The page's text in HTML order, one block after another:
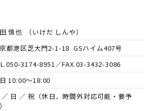
慎也 （いけだ しんや）
都港区芝大門2-1-18 GSハイム407号
050-3174-8951 ／FAX.03-3432-3086
10:00～18:00
／ 日 ／ 祝（休日、時間外対応可能・要予